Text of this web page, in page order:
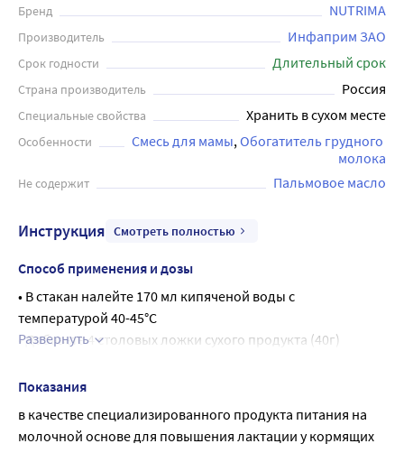
Бренд NUTRIMA
Производитель Инфаприм ЗАО
Срок годности Длительный срок
Страна производитель Россия
Специальные свойства Хранить в сухом месте
Особенности Смесь для мамы Обогатитель грудного
молока
Не содержит Пальмовое масло
Инструкция Смотреть полностью
Способ применения и дозы
• В стакан налейте 170 мл кипяченой воды с
температурой 40-45°С
• Добавьте 4 столовых ложки сухого продукта (40г)
блендером
добавки в чай, какао, кашу и другие блюда.
Развернуть
Показания
в качестве специализированного продукта питания на
молочной основе для повышения лактации у кормящих